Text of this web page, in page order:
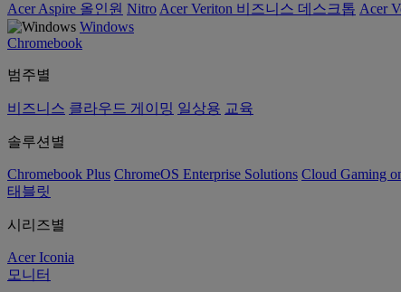
Acer Aspire 올인원 Nitro Acer Veriton 비즈니스 데스크톱 Acer
Windows
Chromebook
범주별
비즈니스 클라우드 게이밍 일상용 교육
솔루션별
Chromebook Plus ChromeOS Enterprise Solutions Cloud Gaming
태블릿
시리즈별
Acer Iconia
모니터